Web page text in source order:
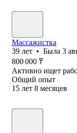
Массажистка
39 лет • Была 3
800 000 ₸
Активно ищет
Общий опыт
15 лет 8 месяцев